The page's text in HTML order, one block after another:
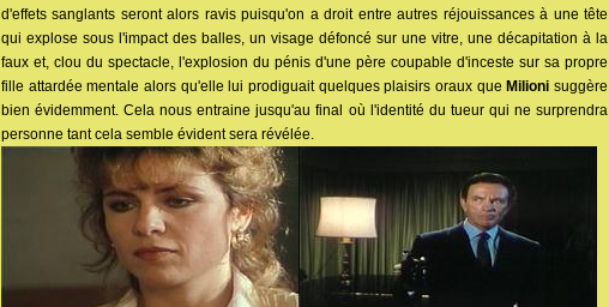
d'effets sanglants seront alors ravis puisqu'on a droit entre autres réjouissances à une tête
qui explose sous l'impact des balles, un visage défoncé sur une vitre, une décapitation à la
faux et, clou du spectacle, l'explosion du pénis d'une père coupable d'inceste sur sa propre
fille attardée mentale alors qu'elle lui prodiguait quelques plaisirs oraux que Milioni suggère
bien évidemment. Cela nous entraine jusqu'au final où l'identité du tueur qui ne surprendra
personne tant cela semble évident sera révélée.